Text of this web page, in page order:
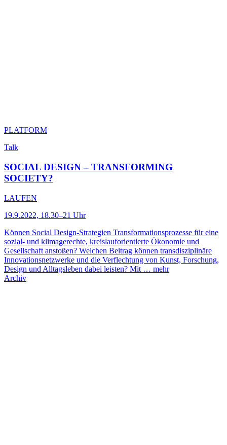
PLATFORM
Talk
SOCIAL DESIGN – TRANSFORMING
SOCIETY?
LAUFEN
19.9.2022, 18.30–21 Uhr
Können Social Design-Strategien Transformationsprozesse für eine
sozial- und klimagerechte, kreislauforientierte Ökonomie und
Gesellschaft anstoßen? Welchen Beitrag können transdisziplinäre
Innovationsnetzwerke und die Verflechtung von Kunst, Forschung,
Design und Alltagsleben dabei leisten? Mit … mehr
Archiv